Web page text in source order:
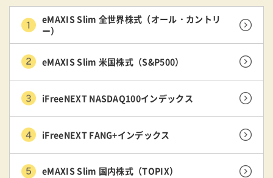
eMAXIS Slim 全世界株式（オール・カントリ
ー）
eMAXIS Slim 米国株式（S&P500）
iFreeNEXT NASDAQ100インデックス
iFreeNEXT FANG+インデックス
eMAXIS Slim 国内株式（TOPIX）